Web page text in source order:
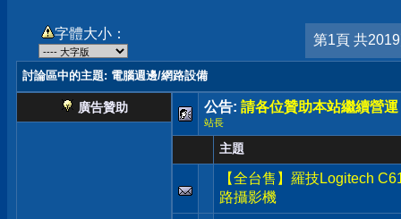
字體大小： 第1頁 共
討論區中的主題: 電腦週邊/網路設備
廣告贊助 公告: 請各位贊助本站繼續營運
站長
主題
【全台售】羅技Logitech
路攝影機